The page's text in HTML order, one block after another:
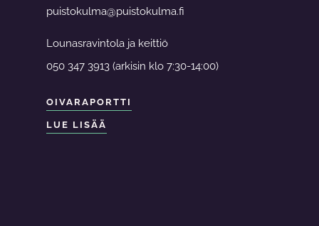
puistokulma@puistokulma.fi
Lounasravintola ja keittiö
050 347 3913 (arkisin klo 7:30-14:00)
OIVARAPORTTI
LUE LISÄÄ